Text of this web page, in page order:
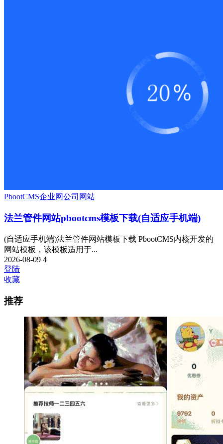
PbootCMS企业网公司网站
法兰管件网站pbootcms模板下载(自适应手机端)
(自适应手机端)法兰管件网站模板下载 PbootCMS内核开发的
网站模板，该模板适用于...
2026-08-09 4
登陆
收藏
推荐